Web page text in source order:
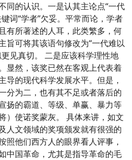
同的认识。一是认其主论点“一代
词“学者”欠妥。平常而论，学者
有所著述的人耳，此类繁多，何
旨可将其该语句修改为“一代难以
见真切。 二是应该科学理性地
显然，该奖已然在客观上代表着
导的现代科学发展水平。但是，
分为二，也有其不足或者落后的
扬的霸道、等级、单赢、暴力等
）使诺奖蒙灰。 具体来讲，如文
人文领域的奖项颁发就有很强的
照他们西方人的眼界看人评事，
中国革命，尤其是指导革命的毛